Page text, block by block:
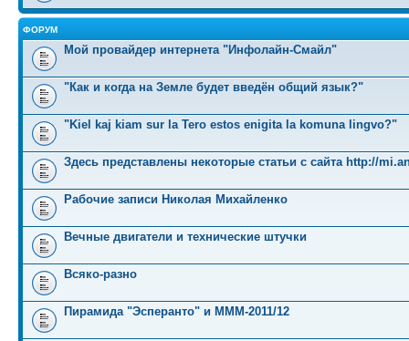
ФОРУМ
Мой провайдер интернета "Инфолайн-Смайл"
"Как и когда на Земле будет введён общий язык?"
"Kiel kaj kiam sur la Tero estos enigita la komuna lingvo?"
Здесь представлены некоторые статьи с сайта http://
Рабочие записи Николая Михайленко
Вечные двигатели и технические штучки
Всяко-разно
Пирамида "Эсперанто" и MMM-2011/12